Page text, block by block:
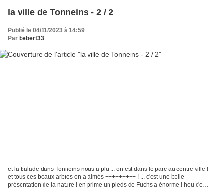
la ville de Tonneins - 2 / 2
Publié le 04/11/2023 à 14:59
Par bebert33
et la balade dans Tonneins nous a plu ... on est dans le parc au centre ville !
et tous ces beaux arbres on a aimés +++++++++ ! ... c'est une belle
présentation de la nature ! en prime un pieds de Fuchsia énorme ! heu c'est